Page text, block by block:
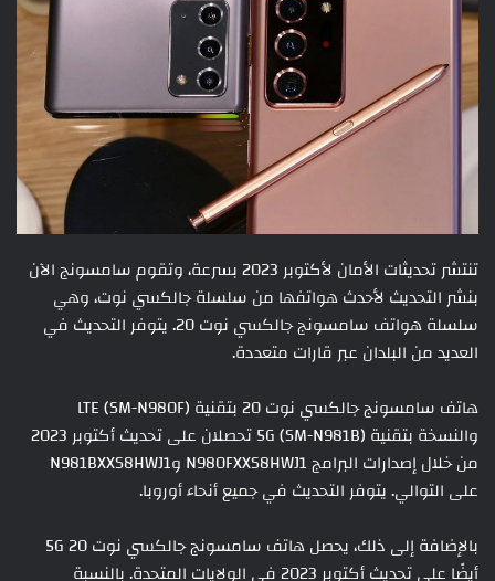
تنتشر تحديثات الأمان لأكتوبر 2023 بسرعة، وتقوم سامسونج الآن
بنشر التحديث لأحدث هواتفها من سلسلة جالكسي نوت، وهي
سلسلة هواتف سامسونج جالكسي نوت 20. يتوفر التحديث في
العديد من البلدان عبر قارات متعددة.
هاتف سامسونج جالكسي نوت 20 بتقنية LTE (SM-N980F)
والنسخة بتقنية 5G (SM-N981B) تحصلان على تحديث أكتوبر 2023
من خلال إصدارات البرامج N980FXXS8HWJ1 وN981BXXS8HWJ1
على التوالي. يتوفر التحديث في جميع أنحاء أوروبا.
بالإضافة إلى ذلك، يحصل هاتف سامسونج جالكسي نوت 20 5G
أيضًا على تحديث أكتوبر 2023 في الولايات المتحدة. بالنسبة